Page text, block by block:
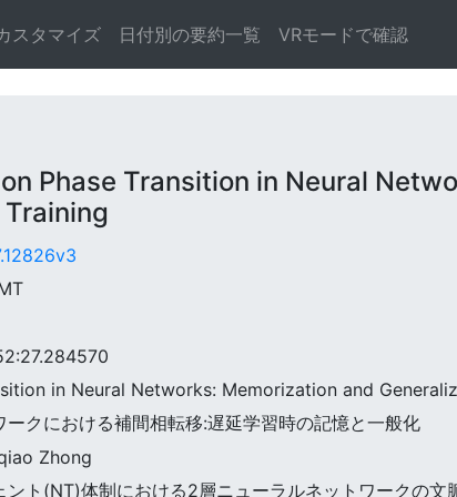
スタマイズ 日付別の要約一覧 VRモードで確認
Phase Transition in Neural
in Neural Networks: Memorization and
クにおける補間相転移:遅延学習時の記憶と一般化
Zhong
ト(NT)体制における2層ニューラルネットワークの